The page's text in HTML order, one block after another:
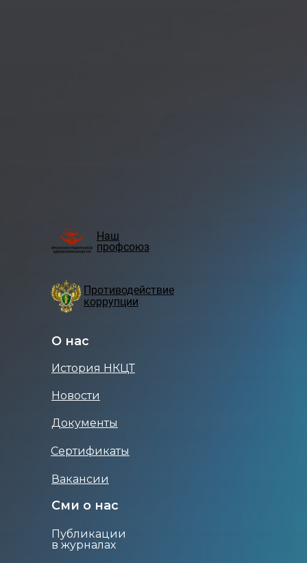
Противодействие
коррупции
Наш
профсоюз
История НКЦТ
Новости
Документы
Сертификаты
Публикации
в журналах
О нас
Сми о нас
Вакансии